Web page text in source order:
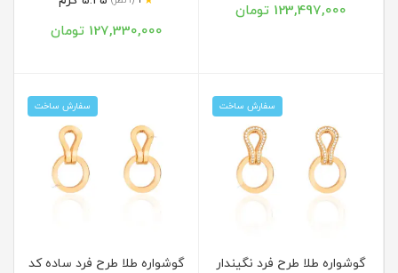
123,497,000 تومان
127,330,000 تومان
سفارش ساخت
گوشواره طلا طرح فرد نگیندار
سفارش ساخت
گوشواره طلا طرح فرد ساده کد